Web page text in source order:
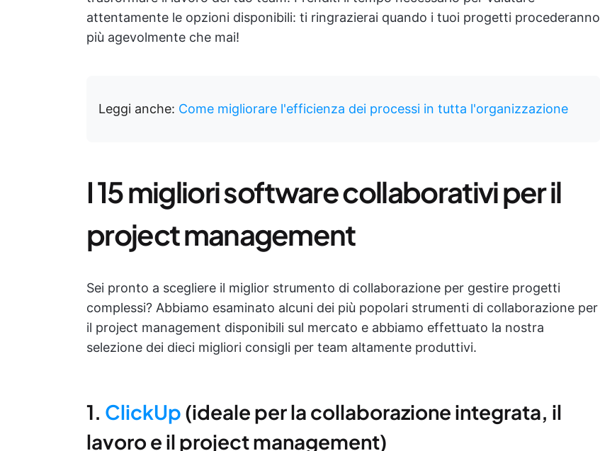
attentamente le opzioni disponibili: ti ringrazierai quando i tuoi progetti procederanno
più agevolmente che mai!
Leggi anche: Come migliorare l'efficienza dei processi in tutta l'organizzazione
I 15 migliori software collaborativi per il
project management
Sei pronto a scegliere il miglior strumento di collaborazione per gestire progetti
complessi? Abbiamo esaminato alcuni dei più popolari strumenti di collaborazione per
il project management disponibili sul mercato e abbiamo effettuato la nostra
selezione dei dieci migliori consigli per team altamente produttivi.
1. ClickUp (ideale per la collaborazione integrata, il
lavoro e il project management)